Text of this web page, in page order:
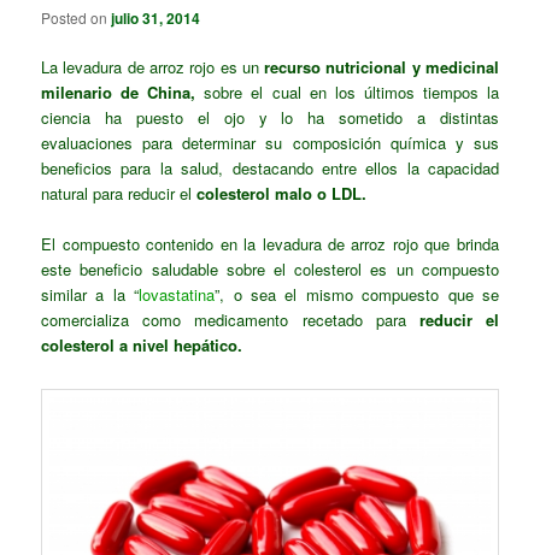
Posted onjulio 31, 2014
La levadura de arroz rojo es unrecurso nutricional y medicinal
milenario de China, sobre el cual en los últimos tiempos la
ciencia ha puesto el ojo y lo ha sometido a distintas
evaluaciones para determinar su composición química y sus
beneficios para la salud, destacando entre ellos la capacidad
natural para reducir elcolesterol malo o LDL.
El compuesto contenido en la levadura de arroz rojo que brinda
este beneficio saludable sobre el colesterol es un compuesto
similar a la “lovastatina”, o sea el mismo compuesto que se
comercializa como medicamento recetado parareducir el
colesterol a nivel hepático.